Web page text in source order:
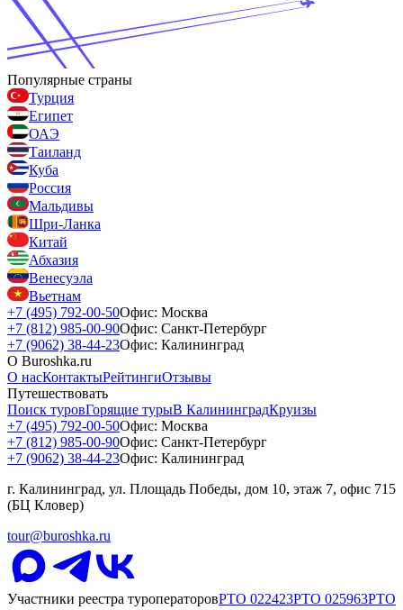
Популярные страны
Турция
Египет
ОАЭ
Таиланд
Куба
Россия
Мальдивы
Шри-Ланка
Китай
Абхазия
Венесуэла
Вьетнам
+7 (495) 792-00-50Офис: Москва
+7 (812) 985-00-90Офис: Санкт-Петербург
+7 (9062) 38-44-23Офис: Калининград
О Buroshka.ru
О насКонтактыРейтингиОтзывы
Путешествовать
Поиск туровГорящие турыВ КалининградКруизы
+7 (495) 792-00-50Офис: Москва
+7 (812) 985-00-90Офис: Санкт-Петербург
+7 (9062) 38-44-23Офис: Калининград
г. Калининград, ул. Площадь Победы, дом 10, этаж 7, офис 715
(БЦ Кловер)
tour@buroshka.ru
Участники реестра туроператоровРТО 022423РТО 025963РТО